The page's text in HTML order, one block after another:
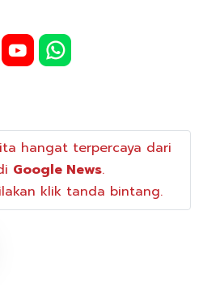
hangat terpercaya dari
Google News.
klik tanda bintang.